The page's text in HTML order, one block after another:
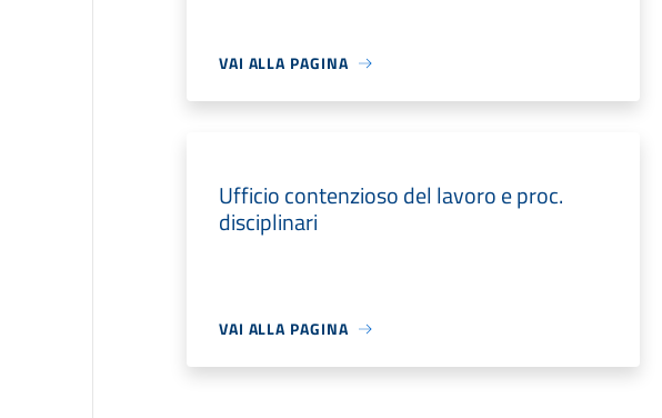
VAI ALLA PAGINA
Ufficio contenzioso del lavoro e proc.
disciplinari
VAI ALLA PAGINA